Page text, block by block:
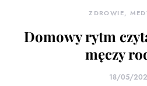
ZDROWIE,
Domowy rytm
męczy
18/05/